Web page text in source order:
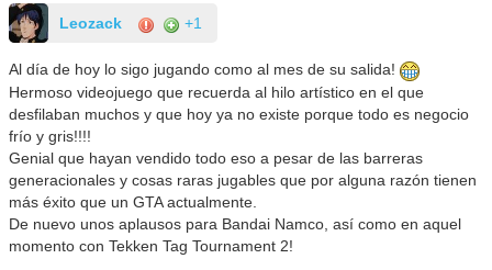
Leozack +1
Al día de hoy lo sigo jugando como al mes de su salida!
Hermoso videojuego que recuerda al hilo artístico en el que
desfilaban muchos y que hoy ya no existe porque todo es negocio
frío y gris!!!!
Genial que hayan vendido todo eso a pesar de las barreras
generacionales y cosas raras jugables que por alguna razón tienen
más éxito que un GTA actualmente.
De nuevo unos aplausos para Bandai Namco, así como en aquel
momento con Tekken Tag Tournament 2!